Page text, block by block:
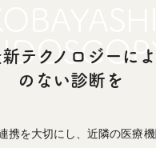
テクノロジーに
のない診断を
携を大切にし、近隣の医療